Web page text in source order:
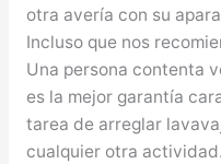
otra avería con su
Incluso que nos
Una persona contenta
es la mejor garantía
tarea de arreglar
cualquier otra actividad.